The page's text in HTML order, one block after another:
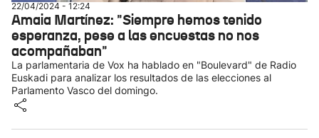
22/04/2024 - 12:24
Amaia Martínez: "Siempre hemos tenido
esperanza, pese a las encuestas no nos
acompañaban"
La parlamentaria de Vox ha hablado en "Boulevard" de Radio
Euskadi para analizar los resultados de las elecciones al
Parlamento Vasco del domingo.